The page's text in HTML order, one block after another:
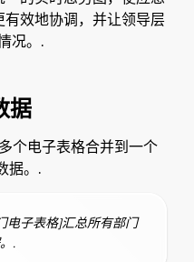
效地协调，并让领导层
况。.
据
个电子表格合并到一个
据。.
电子表格]汇总所有部门
.